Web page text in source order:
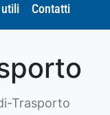
Contatti
Trasporto